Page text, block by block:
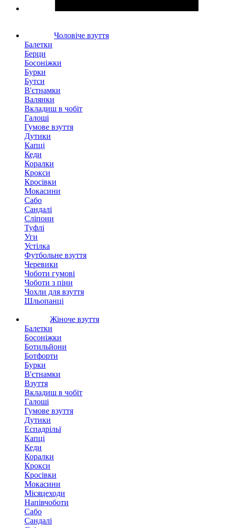
Чоловіче взуття
Балетки
Берци
Босоніжки
Бурки
Бутси
В'єтнамки
Валянки
Вкладиш в чобіт
Галоші
Гумове взуття
Дутики
Капці
Кеди
Коралки
Крокси
Кросівки
Мокасини
Сабо
Сандалі
Сліпони
Туфлі
Уги
Устілка
Футбольне взуття
Черевики
Чоботи гумові
Чоботи з піни
Чохли для взуття
Шльопанці
Жіноче взуття
Балетки
Босоніжки
Ботильйони
Ботфорти
Бурки
В'єтнамки
Взуття
Вкладиш в чобіт
Галоші
Гумове взуття
Дутики
Еспадрільї
Капці
Кеди
Коралки
Крокси
Кросівки
Мокасини
Місяцеходи
Напівчоботи
Сабо
Сандалі